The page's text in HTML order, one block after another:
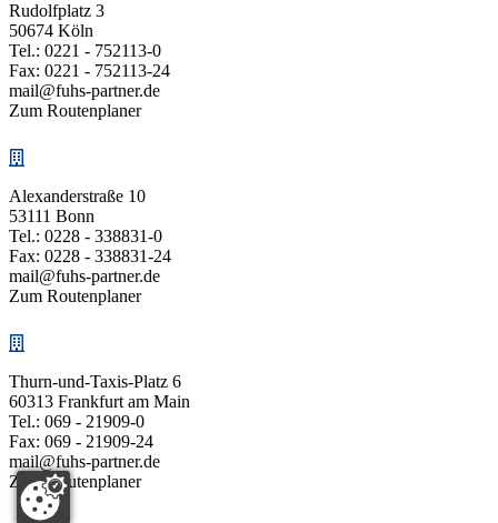
Rudolfplatz 3
50674 Köln
Tel.: 0221 - 752113-0
Fax: 0221 - 752113-24
mail@fuhs-partner.de
Zum Routenplaner
Alexanderstraße 10
53111 Bonn
Tel.: 0228 - 338831-0
Fax: 0228 - 338831-24
mail@fuhs-partner.de
Zum Routenplaner
Thurn-und-Taxis-Platz 6
60313 Frankfurt am Main
Tel.: 069 - 21909-0
Fax: 069 - 21909-24
mail@fuhs-partner.de
Zum Routenplaner